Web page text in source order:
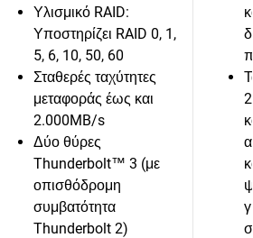
Υλισμικό RAID:
Υποστηρίζει RAID 0, 1,
5, 6, 10, 50, 60
Σταθερές ταχύτητες
μεταφοράς έως και
2.000MB/s
Δύο θύρες
Thunderbolt™ 3 (με
οπισθόδρομη
συμβατότητα
Thunderbolt 2)